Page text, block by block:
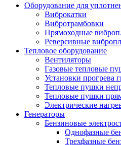
Оборудование для
Виброкатки
Вибротрамбовки
Прямоходные
Реверсивные
Тепловое оборудование
Вентиляторы
Газовые тепловые
Установки прогрева
Тепловые пушки
Тепловые пушки
Электрические
Генераторы
Бензиновые
Однофазные
Трехфазные